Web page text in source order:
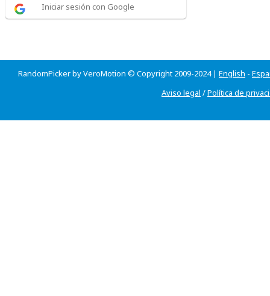
Iniciar sesión con Google
RandomPicker by VeroMotion © Copyright 2009-2024 | English -
Aviso legal /Política de